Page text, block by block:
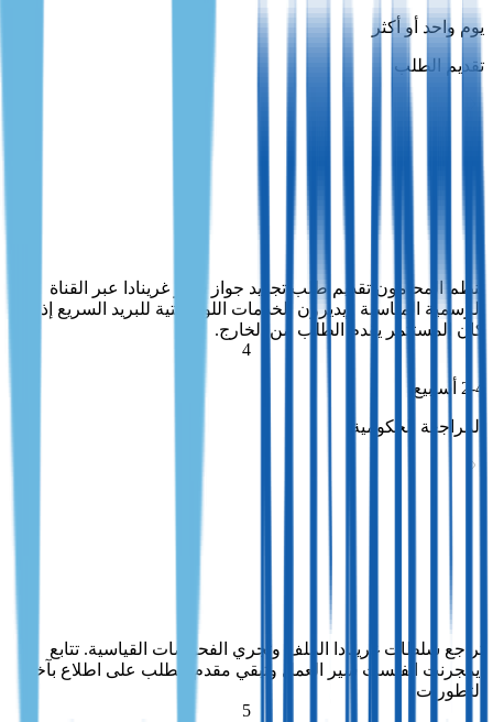
يوم واحد أو أكثر
تقديم الطلب
ينظم المحامون تقديم طلب تجديد جواز سفر غرينادا عبر القناة
ينظم المحامون تقديم طلب تجديد جواز سفر غرينادا عبر القناة
الرسمية المناسبة ويديرون الخدمات اللوجستية للبريد السريع إذا
كان المستثمر يقدم الطلب من الخارج.
4
2-4 أسابيع
المراجعة الحكومية
ايمجرنت انفيست سير العمل وتبقي مقدم الطلب على اطلاع بآخر
التطورات.
تراجع سلطات غرينادا الملف وتجري الفحوصات القياسية. تتابع
ايمجرنت انفيست سير العمل وتبقي مقدم الطلب على اطلاع بآخر
التطورات.
5